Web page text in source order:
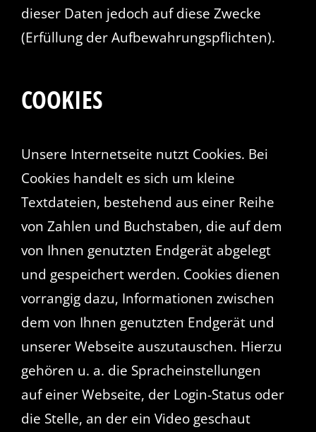
dieser Daten jedoch auf diese Zwecke
(Erfüllung der Aufbewahrungspflichten).
COOKIES
Unsere Internetseite nutzt Cookies. Bei
Cookies handelt es sich um kleine
Textdateien, bestehend aus einer Reihe
von Zahlen und Buchstaben, die auf dem
von Ihnen genutzten Endgerät abgelegt
und gespeichert werden. Cookies dienen
vorrangig dazu, Informationen zwischen
dem von Ihnen genutzten Endgerät und
unserer Webseite auszutauschen. Hierzu
gehören u. a. die Spracheinstellungen
auf einer Webseite, der Login-Status oder
die Stelle, an der ein Video geschaut